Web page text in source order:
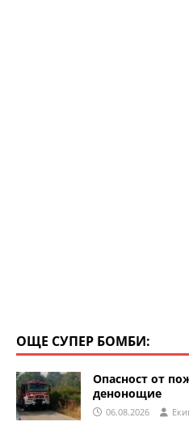
ОЩЕ СУПЕР БОМБИ:
Опасност от
денонощие
06.08.2026